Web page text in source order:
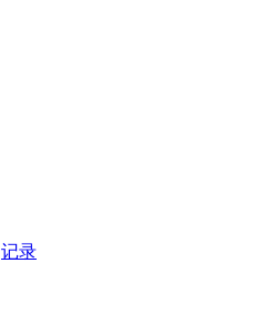
记录